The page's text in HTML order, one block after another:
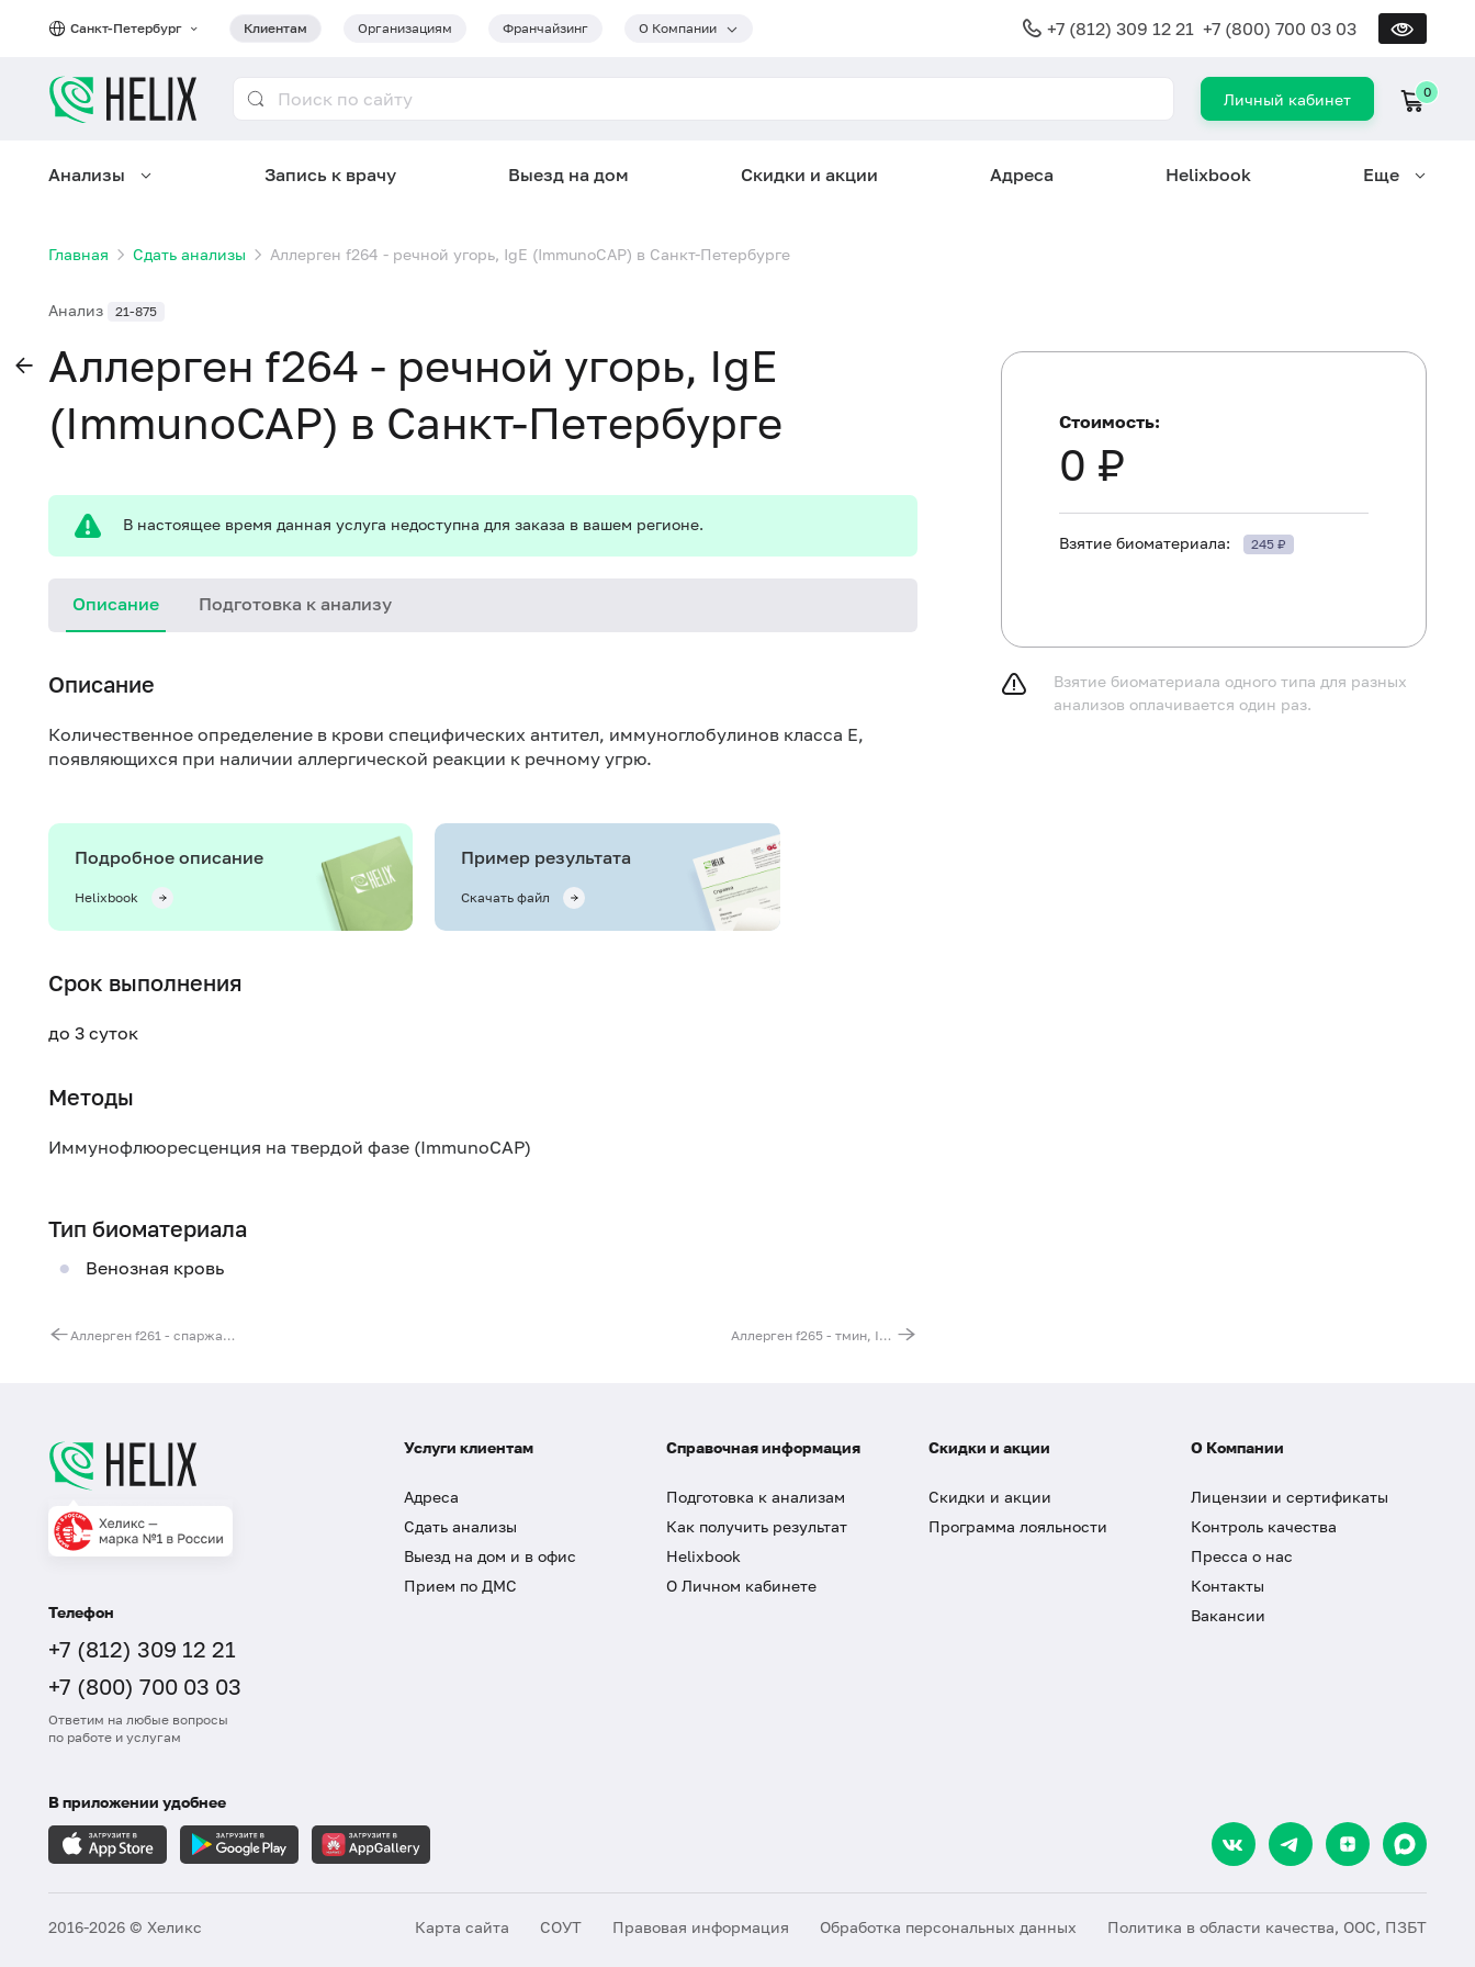
Санкт-Петербург Клиентам Организациям Франчайзинг О Компании +7 (812) 309 12 21 +7 (800) 700 03 03
Личный кабинет 0
Анализы Запись к врачу Выезд на дом Скидки и акции Адреса Helixbook Еще
Главная Сдать анализы Аллерген f264 - речной угорь, IgE (ImmunoCAP) в Санкт-Петербурге
Анализ 21-875
Аллерген f264 - речной угорь, IgE
(ImmunoCAP) в Санкт-Петербурге
В настоящее время данная услуга недоступна для заказа в вашем регионе.
Описание Подготовка к анализу
Описание
Количественное определение в крови специфических антител, иммуноглобулинов класса E,
появляющихся при наличии аллергической реакции к речному угрю.
Подробное описание
Helixbook
Пример результата
Скачать файл
Срок выполнения
до 3 суток
Методы
Иммунофлюоресценция на твердой фазе (ImmunoCAP)
Тип биоматериала
Венозная кровь
Аллерген f261 - спаржа, IgE (ImmunoCAP) Аллерген f265 - тмин, IgE (ImmunoCAP)
Не курить в течение 30 минут до исследования.
Стоимость:
0 ₽
Взятие биоматериала: 245 ₽
Взятие биоматериала одного типа для разных
анализов оплачивается один раз.
Телефон
+7 (812) 309 12 21
+7 (800) 700 03 03
Ответим на любые вопросы
по работе и услугам
Услуги клиентам
Адреса
Сдать анализы
Выезд на дом и в офис
Прием по ДМС
Справочная информация
Подготовка к анализам
Как получить результат
Helixbook
О Личном кабинете
Скидки и акции
Скидки и акции
Программа лояльности
О Компании
Лицензии и сертификаты
Контроль качества
Пресса о нас
Контакты
Вакансии
В приложении удобнее
2016-2026 © Хеликс Карта сайта СОУТ Правовая информация Обработка персональных данных Политика в области качества, ООС, ПЗБТ